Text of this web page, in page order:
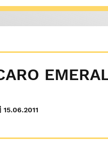
15.06.2011